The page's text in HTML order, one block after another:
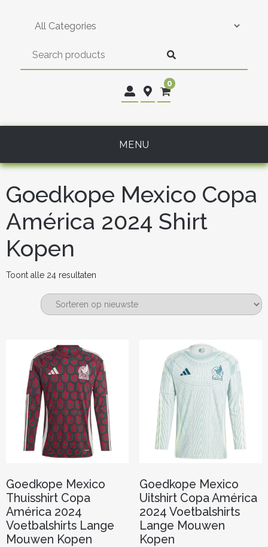
0
MENU
Goedkope Mexico Copa
América 2024 Shirt
Kopen
Toont alle 24 resultaten
nieuwste
Goedkope Mexico
Thuisshirt Copa
América 2024
Voetbalshirts Lange
Mouwen Kopen
Goedkope Mexico
Uitshirt Copa América
2024 Voetbalshirts
Lange Mouwen
Kopen